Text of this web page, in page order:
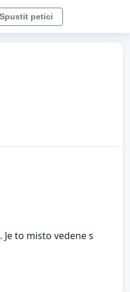
Spustit petici
to misto vedene s